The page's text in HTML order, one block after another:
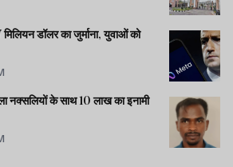
डॉलर का जुर्माना, युवाओं को
नक्सलियों के साथ 10 लाख का इनामी